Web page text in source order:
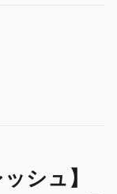
シュ】